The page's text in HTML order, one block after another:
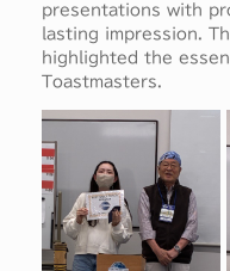
presentations with
lasting impression.
highlighted the
Toastmasters.